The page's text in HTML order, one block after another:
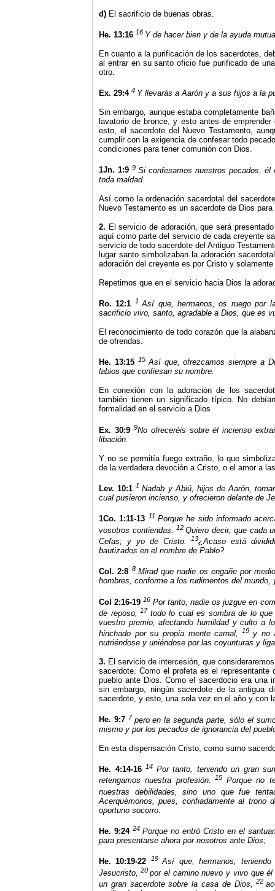
d) El sacrificio de buenas obras.
He. 13:16 16 Y de hacer bien y de la ayuda
En cuanto a la purificación de los sacerdotes,
al entrar en su santo oficio fue purificado de
otro.
Ex. 29:4 4 Y llevarás a Aarón y a sus hijos a la
Sin embargo, aunque estaba completamente
lavatorio de bronce, y esto antes de
esto, el sacerdote del Nuevo Testamento,
cumplir con la exigencia de confesar todo
condiciones para tener comunión con Dios.
1Jn. 1:9 9 Si confesamos nuestros pecados,
toda maldad.
Así como la ordenación sacerdotal del
Nuevo Testamento es un sacerdote de Dios para
2. El servicio de adoración, que será
aquí como parte del servicio de cada creyente
servicio de todo sacerdote del Antiguo
lugar santo simbolizaban la adoración
adoración del creyente es por Cristo y
Repetimos que en el servicio hacia Dios la
Ro. 12:1 1 Así que, hermanos, os ruego por
sacrificio vivo, santo, agradable a Dios, que es
El reconocimiento de todo corazón que la
de ofrendas.
He. 13:15 15 Así que, ofrezcamos siempre a
labios que confiesan su nombre.
En conexión con la adoración de los
también tienen un significado típico. No
formalidad en el servicio a Dios
Ex. 30:9 9No ofreceréis sobre él incienso
libación.
Y no se permitía fuego extraño, lo que
de la verdadera devoción a Cristo, o el amor a
Lev. 10:11 Nadab y Abiú, hijos de Aarón,
cual pusieron incienso, y ofrecieron delante de
1Co. 1:11-13 11 Porque he sido informado
vosotros contiendas.
12 Quiero decir, que cada
Cefas; y yo de Cristo.
13¿Acaso está
bautizados en el nombre de Pablo?
Col. 2:8 8 Mirad que nadie os engañe por
hombres, conforme a los rudimentos del mundo,
Col 2:16-1916 Por tanto, nadie os juzgue en
de reposo,
17 todo lo cual es sombra de lo
vuestro premio, afectando humildad y culto a
hinchado por su propia mente carnal,
19 y no
nutriéndose y uniéndose por las coyunturas y
3. El servicio de intercesión, que
sacerdote. Como el profeta es el
pueblo ante Dios. Como el sacerdocio era una
sin embargo, ningún sacerdote de la antigua
sacerdote, y esto, una sola vez en el año y con
He. 9:7 7 pero en la segunda parte, sólo el
mismo y por los pecados de ignorancia del
En esta dispensación Cristo, como sumo
He. 4:14-1614 Por tanto, teniendo un gran
retengamos nuestra profesión.
15 Porque no
nuestras debilidades, sino uno que fue
Acerquémonos, pues, confiadamente al
oportuno socorro
He. 9:24 24 Porque no entró Cristo en el
para presentarse ahora por nosotros ante Dios;
He. 10:19-22 19 Así que, hermanos,
Jesucristo,
20 por el camino nuevo y vivo que
un gran sacerdote sobre la casa de Dios,
22